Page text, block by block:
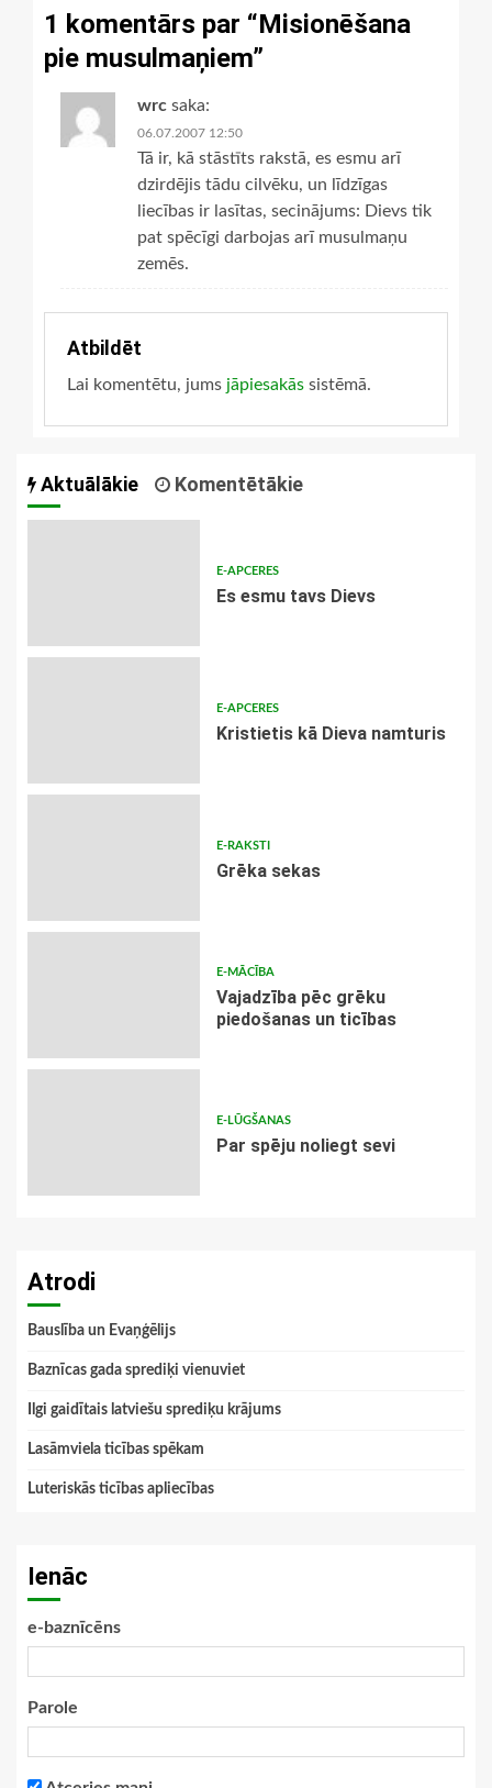
1 komentārs par “Misionēšana
pie musulmaņiem”
wrc saka:
06.07.2007 12:50
Tā ir, kā stāstīts rakstā, es esmu arī
dzirdējis tādu cilvēku, un līdzīgas
liecības ir lasītas, secinājums: Dievs tik
pat spēcīgi darbojas arī musulmaņu
zemēs.
Atbildēt
Lai komentētu, jums jāpiesakās sistēmā.
Aktuālākie Komentētākie
E-APCERES
Es esmu tavs Dievs
E-APCERES
Kristietis kā Dieva namturis
E-RAKSTI
Grēka sekas
E-MĀCĪBA
Vajadzība pēc grēku
piedošanas un ticības
E-LŪGŠANAS
Par spēju noliegt sevi
Atrodi
Bauslība un Evaņģēlijs
Baznīcas gada sprediķi vienuviet
Ilgi gaidītais latviešu sprediķu krājums
Lasāmviela ticības spēkam
Luteriskās ticības apliecības
Ienāc
e-baznīcēns
Parole